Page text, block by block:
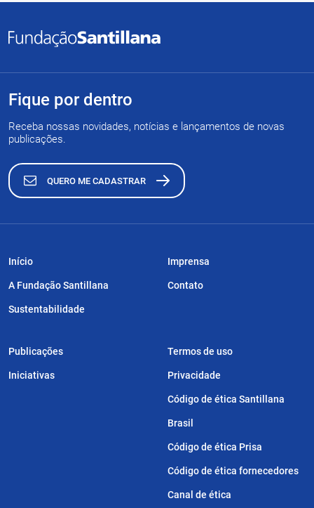
Fique por dentro
Receba nossas novidades, notícias e lançamentos de novas
publicações.
QUERO ME CADASTRAR
Início
A Fundação Santillana
Sustentabilidade
Publicações
Iniciativas
Imprensa
Contato
Termos de uso
Privacidade
Código de ética Santillana
Brasil
Código de ética Prisa
Código de ética fornecedores
Canal de ética